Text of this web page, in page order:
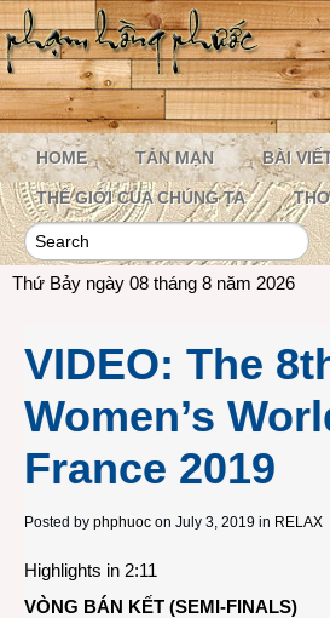
HOME TẢN MẠN BÀI
THẾ GIỚI CỦA CHÚNG TA THƠ
Thứ Bảy ngày 08 tháng 8 năm 2026
VIDEO: The
Women’s
France 2019
Posted by phphuoc on July 3, 2019 in RELAX
Highlights in 2:11
VÒNG BÁN KẾT (SEMI-FINALS)